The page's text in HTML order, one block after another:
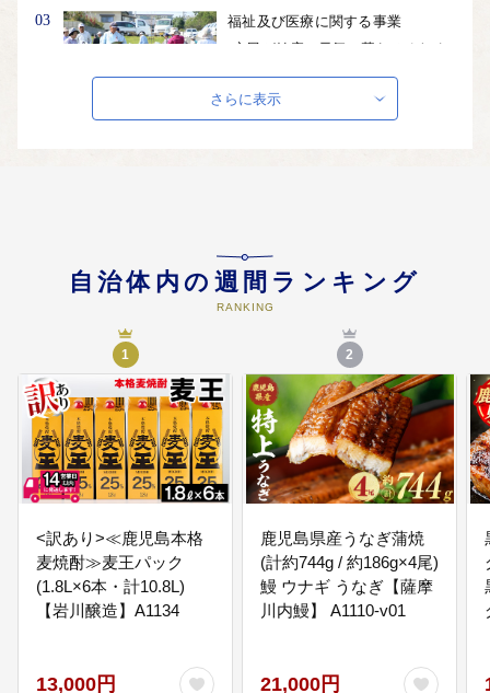
03
福祉及び医療に関する事業
市民が健康で元気に暮らせるため
かします。
涯学習を充実させるための事業に
生かします。
地場産業の振興に関する事業
曽於市の基幹産業の農業への支援
策や市内の商業など様々な産業と
の連携を図り、活力あふれる産業
の振興に生かします。
06
環境の整備に関する事業
め、環境問題等に積極的に取り組
むための事業に生かします。
さらに表示
自治体内の週間ランキング
RANKING
1
<訳あり>≪鹿児島本格
麦焼酎≫麦王パック
(1.8L×6本・計10.8L)
【岩川醸造】A1134
13,000円
2
鹿児島県産うなぎ蒲焼
(計約744g / 約186g×4尾)
鰻 ウナギ うなぎ【薩摩
川内鰻】 A1110-v01
21,000円